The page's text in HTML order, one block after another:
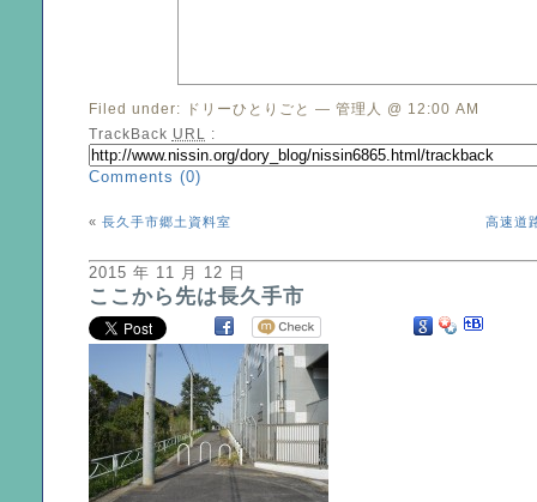
Filed under: ドリーひとりごと — 管理人 @ 12:00 AM
TrackBack URL :
Comments (0)
« 長久手市郷土資料室 高速道
2015 年 11 月 12 日
ここから先は長久手市